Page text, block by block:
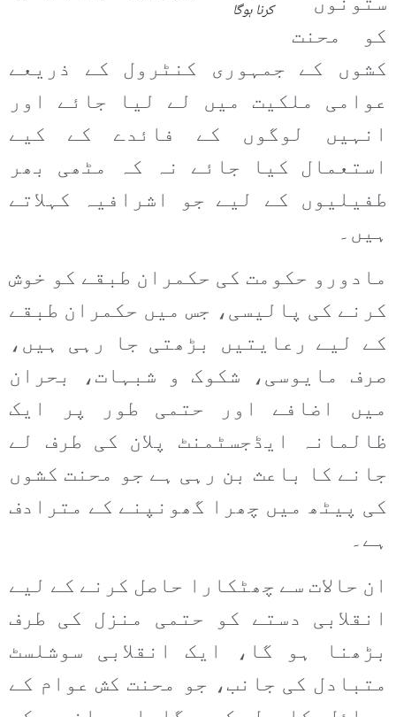
کرنا ہوگا
کو محنت
کشوں کے جمہوری کنٹرول کے ذریعے
عوامی ملکیت میں لے لیا جائے اور
انہیں لوگوں کے فائدے کے کیے
استعمال کیا جائے نہ کہ مٹھی بھر
طفیلیوں کے لیے جو اشرافیہ کہلاتے
ہیں۔
مادورو حکومت کی حکمران طبقے کو خوش
کرنے کی پالیسی، جس میں حکمران طبقے
کے لیے رعایتیں بڑھتی جا رہی ہیں،
صرف مایوسی، شکوک و شبہات، بحران
میں اضافے اور حتمی طور پر ایک
ظالمانہ ایڈجسٹمنٹ پلان کی طرف لے
جانے کا باعث بن رہی ہے جو محنت کشوں
کی پیٹھ میں چھرا گھونپنے کے مترادف
ہے۔
ان حالات سے چھٹکارا حاصل کرنے کے لیے
انقلابی دستے کو حتمی منزل کی طرف
بڑھنا ہو گا، ایک انقلابی سوشلسٹ
متبادل کی جانب، جو محنت کش عوام کے